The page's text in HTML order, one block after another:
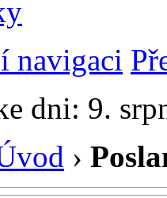
navigaci
dni: 9.
›